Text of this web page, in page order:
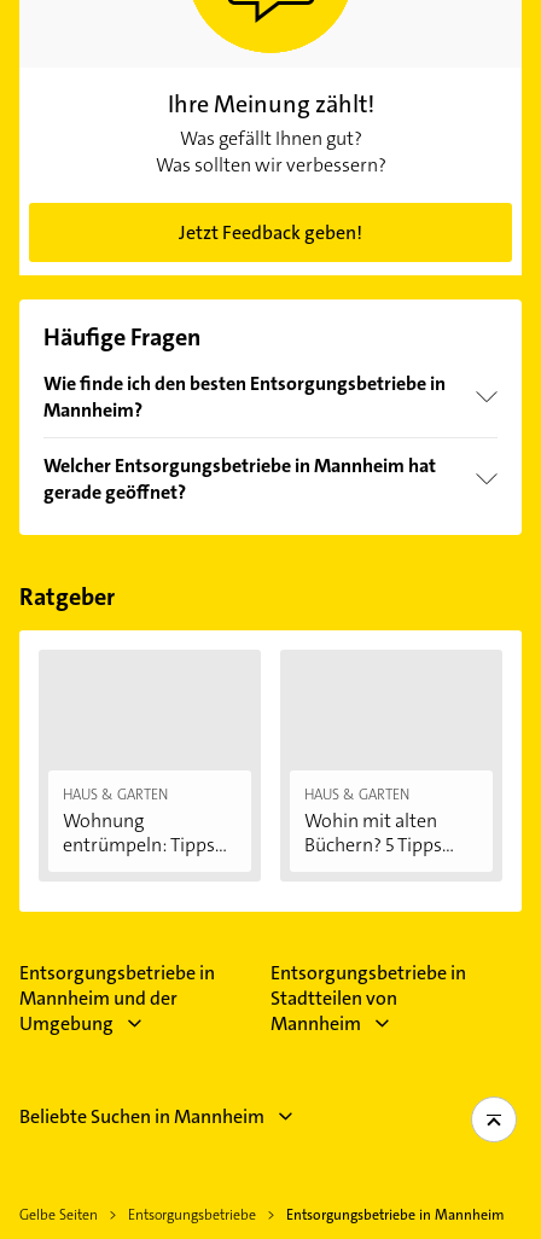
Ihre Meinung zählt!
Was gefällt Ihnen gut?
Was sollten wir verbessern?
Jetzt Feedback geben!
Häufige Fragen
Wie finde ich den besten Entsorgungsbetriebe in
Mannheim?
Kundenmeinungen und profitieren Sie von den
Empfehlungen. Die Suchergebnisse können Sie sich
einfach nachBewertungensortiert anzeigen lassen.
Welcher Entsorgungsbetriebe in Mannheim hat
gerade geöffnet?
Im Anbieter-Bereich finden Sie alleÖffnungszeiten.
Feiertagen abweichen können.
Ratgeber
HAUS & GARTEN
Wohnung
entrümpeln: Tipps
HAUS & GARTEN
Wohin mit alten
Büchern? 5 Tipps...
Entsorgungsbetriebe in
Mannheim und der
Umgebung
Entsorgungsbetriebe in
Stadtteilen von
Mannheim
Beliebte Suchen in Mannheim
Gelbe Seiten Entsorgungsbetriebe Entsorgungsbetriebe in Mannheim